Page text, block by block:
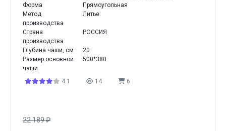
Форма
Прямоугольная
Метод
производства
Литье
Страна
производства
РОССИЯ
Глубина чаши, см
20
Размер основной
чаши
500*380
4.1 14 6
22 189₽